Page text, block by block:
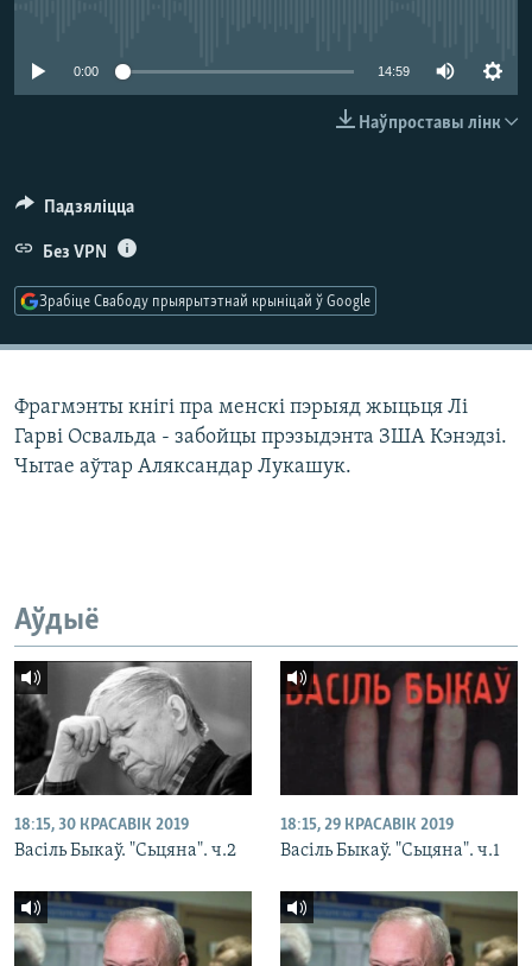
0:00 14:59
Наўпроставы лінк
Падзяліцца
Без VPN
Зрабіце Свабоду прыярытэтнай крыніцай ў Google
Фрагмэнты кнігі пра менскі пэрыяд жыцьця Лі
Гарві Освальда - забойцы прэзыдэнта ЗША Кэнэдзі.
Чытае аўтар Аляксандар Лукашук.
Аўдыё
18:15, 30 КРАСАВІК 2019
Васіль Быкаў. "Сьцяна". ч.2
18:15, 29 КРАСАВІК 2019
Васіль Быкаў. "Сьцяна". ч.1